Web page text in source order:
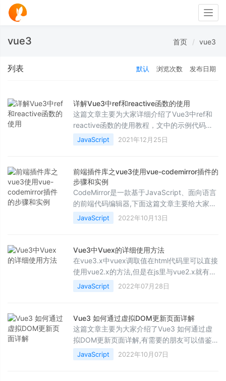
vue3 首页 vue3
列表 默认 浏览次数 发布日期
详解Vue3中ref和reactive函数的使用
这篇文章主要为大家详细介绍了Vue3中ref和
reactive函数的使用教程，文中的示例代码讲
解详细，对我们学习Vue有一定的帮助，需要
的可以参考一下
JavaScript 2021年12月25日
前端插件库之vue3使用vue-codemirror插件的
步骤和实例
CodeMirror是一款基于JavaScript、面向语言
的前端代码编辑器,下面这篇文章主要给大家介
绍了关于前端插件库之vue3使用vue-
codemirror插件的步骤和实例,文中通过实例代
JavaScript 2022年10月13日
Vue3中Vuex的详细使用方法
在vue3.x中vuex调取值在html代码里可以直接
使用vue2.x的方法,但是在js里与vue2.x就有了
那么一丢丢的不同,下面这篇文章主要给大家介
绍了关于Vue3中Vuex详细使用的相关资料,需
JavaScript 2022年07月28日
Vue3 如何通过虚拟DOM更新页面详解
这篇文章主要为大家介绍了Vue3 如何通过虚
拟DOM更新页面详解,有需要的朋友可以借鉴
参考下，希望能够有所帮助，祝大家多多进
步，早日升职加薪
JavaScript 2022年10月07日